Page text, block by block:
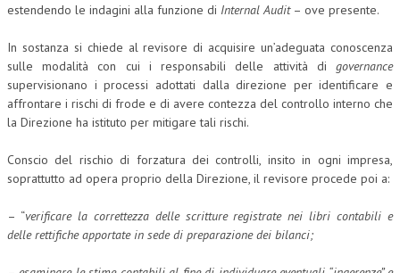
estendendo le indagini alla funzione di Internal Audit– ove presente.
In sostanza si chiede al revisore di acquisire un’adeguata conoscenza
sulle modalità con cui i responsabili delle attività di governance
supervisionano i processi adottati dalla direzione per identificare e
affrontare i rischi di frode e di avere contezza del controllo interno che
la Direzione ha istituto per mitigare tali rischi.
Conscio del rischio di forzatura dei controlli, insito in ogni impresa,
soprattutto ad opera proprio della Direzione, il revisore procede poi a:
– “verificare la correttezza delle scritture registrate nei libri contabili e
delle rettifiche apportate in sede di preparazione dei bilanci;